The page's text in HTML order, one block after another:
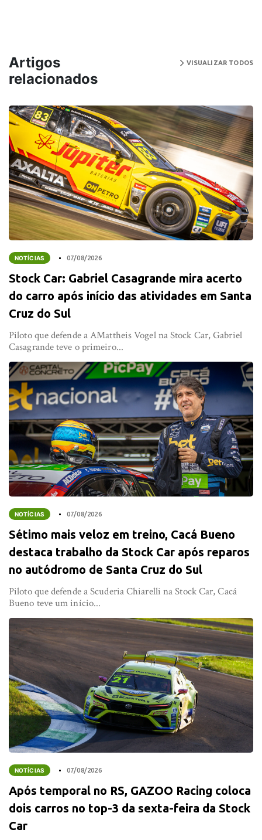
Artigos
relacionados
VISUALIZAR TODOS
NOTÍCIAS 07/08/2026
Stock Car: Gabriel Casagrande mira acerto
do carro após início das atividades em Santa
Cruz do Sul
Piloto que defende a AMattheis Vogel na Stock Car, Gabriel
Casagrande teve o primeiro...
NOTÍCIAS 07/08/2026
Sétimo mais veloz em treino, Cacá Bueno
destaca trabalho da Stock Car após reparos
no autódromo de Santa Cruz do Sul
Piloto que defende a Scuderia Chiarelli na Stock Car, Cacá
Bueno teve um início...
NOTÍCIAS 07/08/2026
Após temporal no RS, GAZOO Racing coloca
dois carros no top-3 da sexta-feira da Stock
Car